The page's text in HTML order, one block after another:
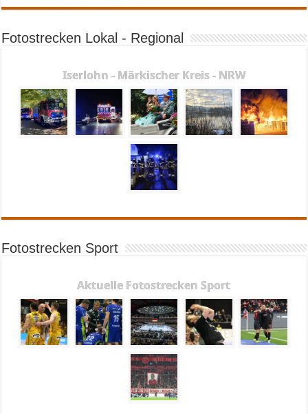
Fotostrecken Lokal - Regional
Iserlohn - Märkischer Kreis - NRW
Fotostrecken Sport
Aktuelle Fotostrecken Sport